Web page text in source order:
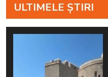
ULTIMELE ȘTIRI